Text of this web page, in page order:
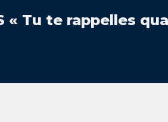
« Tu te rappelles